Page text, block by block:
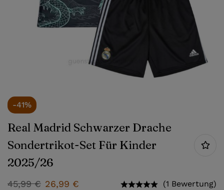
-41%
Real Madrid Schwarzer Drache
Sondertrikot-Set Für Kinder
2025/26
45,99€ 26,99 € (1 Bewertung)